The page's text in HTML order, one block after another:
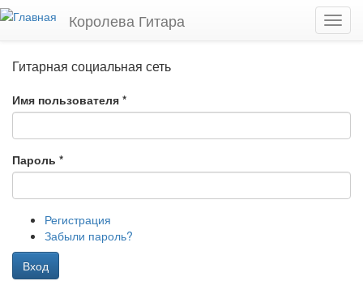
Перейти к основному содержанию
Королева Гитара
Гитарная социальная сеть
Имя пользователя *
Пароль *
Регистрация
Забыли пароль?
Вход